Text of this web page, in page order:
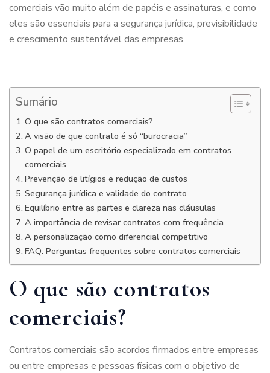
comerciais vão muito além de papéis e assinaturas, e como
eles são essenciais para a segurança jurídica, previsibilidade
e crescimento sustentável das empresas.
Sumário
O que são contratos comerciais?
A visão de que contrato é só “burocracia”
O papel de um escritório especializado em contratos
comerciais
Prevenção de litígios e redução de custos
Segurança jurídica e validade do contrato
Equilíbrio entre as partes e clareza nas cláusulas
A importância de revisar contratos com frequência
A personalização como diferencial competitivo
FAQ: Perguntas frequentes sobre contratos comerciais
O que são contratos
comerciais?
Contratos comerciais são acordos firmados entre empresas
ou entre empresas e pessoas físicas com o objetivo de